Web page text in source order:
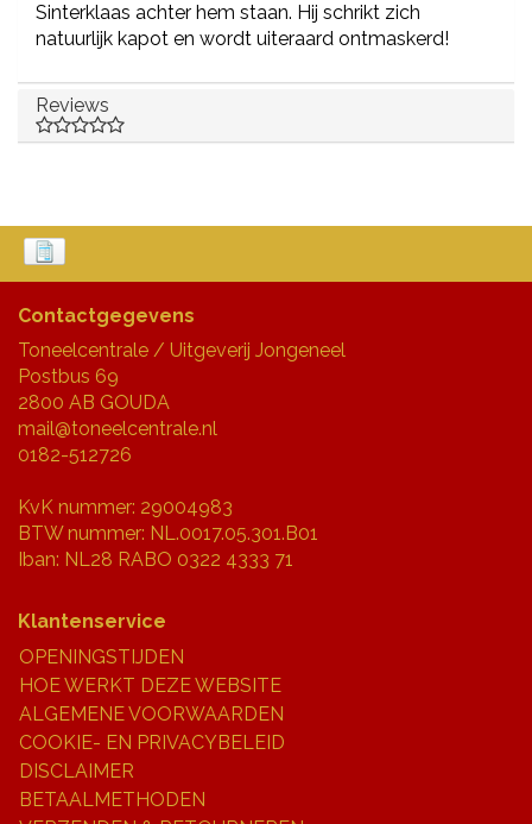
Sinterklaas achter hem staan. Hij schrikt zich
natuurlijk kapot en wordt uiteraard ontmaskerd!
Reviews
Contactgegevens
Toneelcentrale / Uitgeverij Jongeneel
Postbus 69
2800 AB GOUDA
mail@toneelcentrale.nl
0182-512726
KvK nummer: 29004983
BTW nummer: NL.0017.05.301.B01
Iban: NL28 RABO 0322 4333 71
Klantenservice
OPENINGSTIJDEN
HOE WERKT DEZE WEBSITE
ALGEMENE VOORWAARDEN
COOKIE- EN PRIVACYBELEID
DISCLAIMER
BETAALMETHODEN